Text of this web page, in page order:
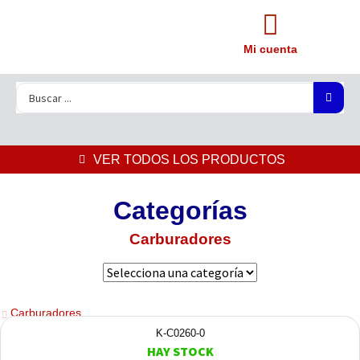
Mi cuenta
VER TODOS LOS PRODUCTOS
Categorías
Carburadores
Carburadores
K-C0260-0
HAY STOCK